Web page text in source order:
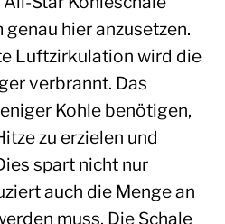
hier anzusetzen.
Luftzirkulation wird die
verbrannt. Das
Kohle benötigen,
zu erzielen und
spart nicht nur
auch die Menge an
muss. Die Schale